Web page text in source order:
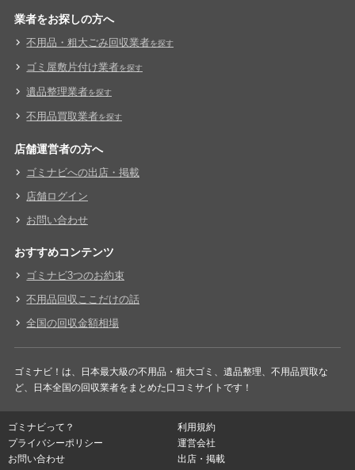
業者をお探しの方へ
不用品・粗大ごみ回収業者を探す
ゴミ屋敷片付け業者を探す
遺品整理業者を探す
不用品買取業者を探す
店舗運営者の方へ
ゴミナビへの出店・掲載
店舗ログイン
お問い合わせ
おすすめコンテンツ
ゴミナビ3つのお約束
不用品回収ここだけの話
全国の回収金額相場
ゴミナビ！は、日本最大級の不用品・粗大ゴミ、遺品整理、不用品買取な
ど、日本全国の回収業者をまとめた口コミサイトです！
ゴミナビって？
利用規約
プライバシーポリシー
運営会社
お問い合わせ
出店・掲載